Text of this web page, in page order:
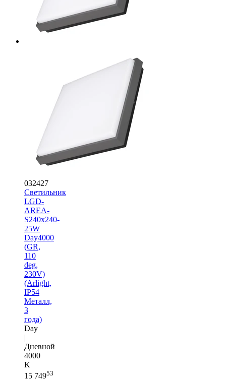
032427
Светильник
LGD-
AREA-
S240x240-
25W
Day4000
(GR,
110
deg,
230V)
(Arlight,
IP54
Металл,
3
года)
Day
|
Дневной
4000
K
15 74953